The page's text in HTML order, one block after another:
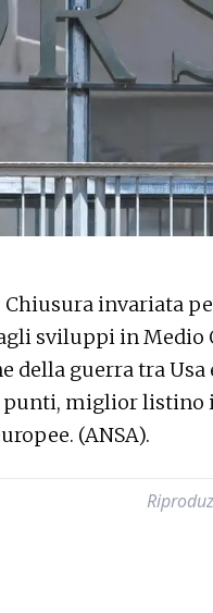
invariata
sviluppi in Medio
della guerra tra Usa
punti, miglior listino
(ANSA).